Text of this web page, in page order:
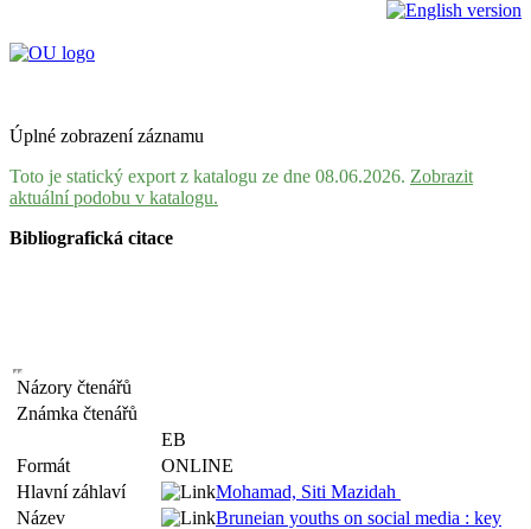
Úplné zobrazení záznamu
Toto je statický export z katalogu ze dne 08.06.2026. Zobrazit
aktuální podobu v katalogu.
Bibliografická citace
Názory čtenářů
Známka čtenářů
EB
Formát
ONLINE
Hlavní záhlaví
Mohamad, Siti Mazidah
Název
Bruneian youths on social media : key